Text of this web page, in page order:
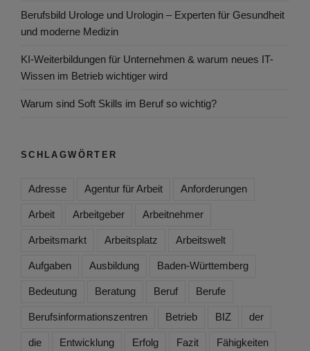
Berufsbild Urologe und Urologin – Experten für Gesundheit
und moderne Medizin
KI-Weiterbildungen für Unternehmen & warum neues IT-
Wissen im Betrieb wichtiger wird
Warum sind Soft Skills im Beruf so wichtig?
SCHLAGWÖRTER
Adresse Agentur für Arbeit Anforderungen
Arbeit Arbeitgeber Arbeitnehmer
Arbeitsmarkt Arbeitsplatz Arbeitswelt
Aufgaben Ausbildung Baden-Württemberg
Bedeutung Beratung Beruf Berufe
Berufsinformationszentren Betrieb BIZ der
die Entwicklung Erfolg Fazit Fähigkeiten